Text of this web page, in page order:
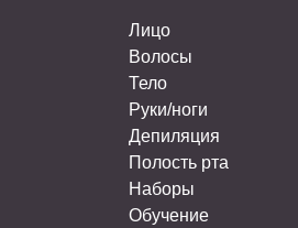
Лицо
Волосы
Тело
Руки/ноги
Депиляция
Полость рта
Наборы
Обучение